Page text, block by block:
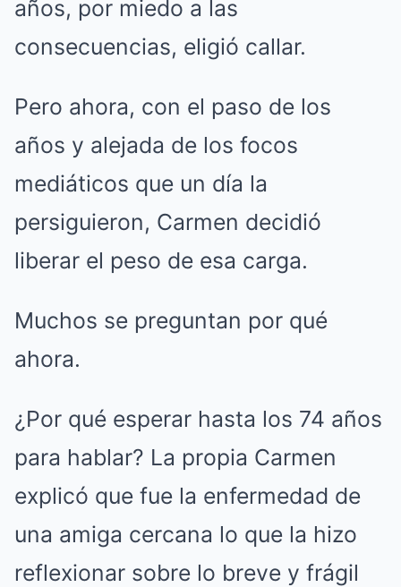
años, por miedo a las
consecuencias, eligió callar.
Pero ahora, con el paso de los
años y alejada de los focos
mediáticos que un día la
persiguieron, Carmen decidió
liberar el peso de esa carga.
Muchos se preguntan por qué
ahora.
¿Por qué esperar hasta los 74 años
para hablar? La propia Carmen
explicó que fue la enfermedad de
una amiga cercana lo que la hizo
reflexionar sobre lo breve y frágil